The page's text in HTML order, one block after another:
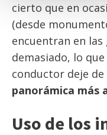
cierto que en
(desde
encuentran en
demasiado, lo
conductor deje de
panorámica más
Uso de los